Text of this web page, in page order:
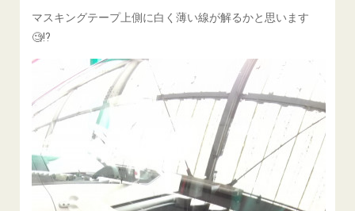
マスキングテープ上側に白く薄い線が解るかと思います
🧐⁉️